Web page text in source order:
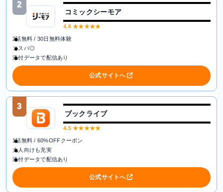
2
コミックシーモア
4.6★★★★★
2話無料 / 30日無料体験
コスパ◎
添付データで配信あり
公式サイトへ
3
ブックライブ
4.5★★★★★
1話無料 / 60%OFFクーポン
大人向けも充実
添付データで配信あり
公式サイトへ